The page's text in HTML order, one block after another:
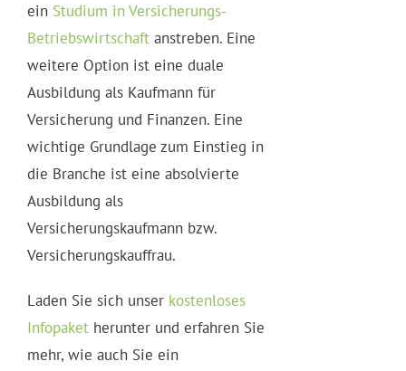
ein Studium in Versicherungs-
Betriebswirtschaft anstreben. Eine
weitere Option ist eine duale
Ausbildung als Kaufmann für
Versicherung und Finanzen. Eine
wichtige Grundlage zum Einstieg in
die Branche ist eine absolvierte
Ausbildung als
Versicherungskaufmann bzw.
Versicherungskauffrau.
Laden Sie sich unser kostenloses
Infopaket herunter und erfahren Sie
mehr, wie auch Sie ein